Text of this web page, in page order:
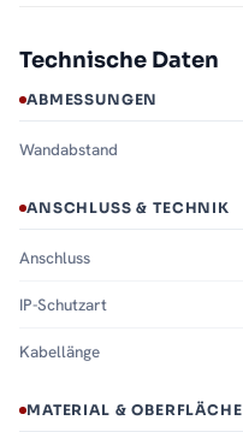
Technische Daten
ABMESSUNGEN
Wandabstand
ANSCHLUSS & TECHNIK
Anschluss
IP-Schutzart
Kabellänge
MATERIAL & OBERFLÄCHE